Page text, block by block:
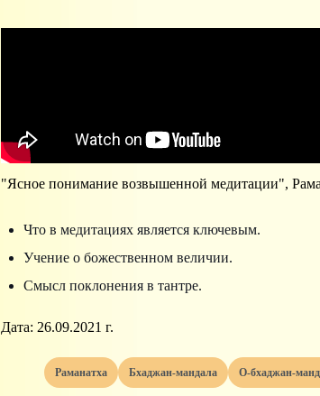
"Ясное понимание возвышенной медитации",
Что в медитациях является ключевым.
Учение о божественном величии.
Смысл поклонения в тантре.
Дата: 26.09.2021 г.
раманатха бхаджан-мандала о-бхаджан-